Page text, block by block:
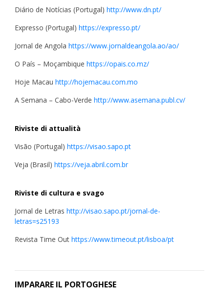
Diário de Notícias (Portugal) http://www.dn.pt/
Expresso (Portugal) https://expresso.pt/
Jornal de Angola https://www.jornaldeangola.ao/ao/
O País – Moçambique https://opais.co.mz/
Hoje Macau http://hojemacau.com.mo
A Semana – Cabo-Verde http://www.asemana.publ.cv/
Riviste di attualità
Visão (Portugal) https://visao.sapo.pt
Veja (Brasil) https://veja.abril.com.br
Riviste di cultura e svago
Jornal de Letras http://visao.sapo.pt/jornal-de-
letras=s25193
Revista Time Out https://www.timeout.pt/lisboa/pt
IMPARARE IL PORTOGHESE